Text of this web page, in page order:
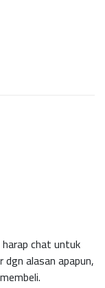
chat untuk
alasan apapun,